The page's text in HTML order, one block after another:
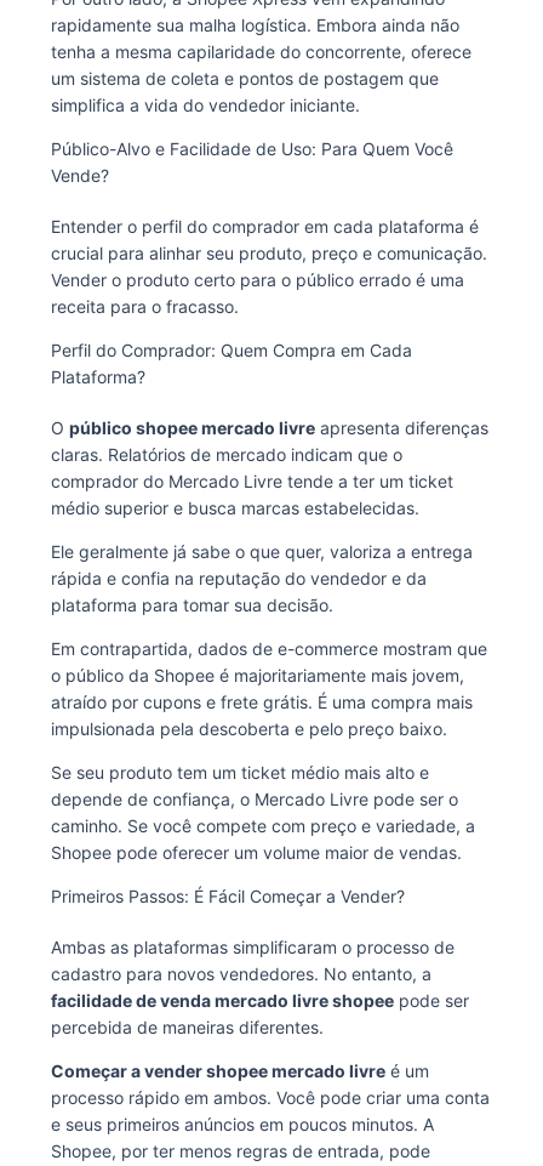
rapidamente sua malha logística. Embora ainda não
tenha a mesma capilaridade do concorrente, oferece
um sistema de coleta e pontos de postagem que
simplifica a vida do vendedor iniciante.
Público-Alvo e Facilidade de Uso: Para Quem Você
Vende?
Entender o perfil do comprador em cada plataforma é
crucial para alinhar seu produto, preço e comunicação.
Vender o produto certo para o público errado é uma
receita para o fracasso.
Perfil do Comprador: Quem Compra em Cada
Plataforma?
O público shopee mercado livreapresenta diferenças
claras. Relatórios de mercado indicam que o
comprador do Mercado Livre tende a ter um ticket
médio superior e busca marcas estabelecidas.
Ele geralmente já sabe o que quer, valoriza a entrega
rápida e confia na reputação do vendedor e da
plataforma para tomar sua decisão.
Em contrapartida, dados de e-commerce mostram que
o público da Shopee é majoritariamente mais jovem,
atraído por cupons e frete grátis. É uma compra mais
impulsionada pela descoberta e pelo preço baixo.
Se seu produto tem um ticket médio mais alto e
depende de confiança, o Mercado Livre pode ser o
caminho. Se você compete com preço e variedade, a
Shopee pode oferecer um volume maior de vendas.
Primeiros Passos: É Fácil Começar a Vender?
Ambas as plataformas simplificaram o processo de
cadastro para novos vendedores. No entanto, a
facilidade de venda mercado livre shopeepode ser
percebida de maneiras diferentes.
Começar a vender shopee mercado livreé um
processo rápido em ambos. Você pode criar uma conta
e seus primeiros anúncios em poucos minutos. A
Shopee, por ter menos regras de entrada, pode